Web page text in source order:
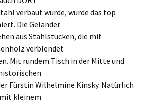
verbaut wurde, wurde das top
Die Geländer
aus Stahlstücken, die mit
verblendet
Mit rundem Tisch in der Mitte und
Fürstin Wilhelmine Kinsky. Natürlich
kleinem